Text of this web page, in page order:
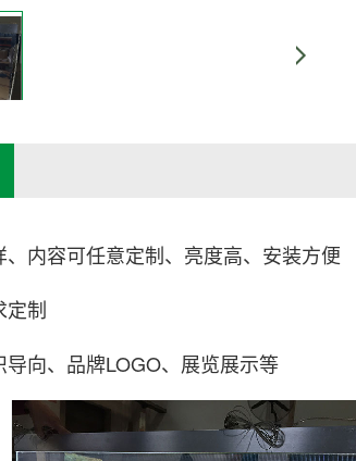
内容可任意定制、亮度高、安装方便
定制
向、品牌LOGO、展览展示等